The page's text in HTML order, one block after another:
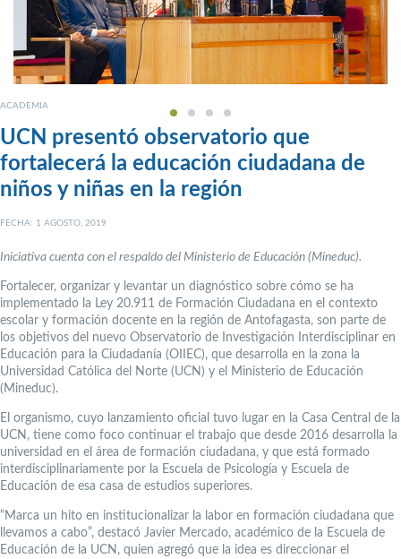
ACADEMIA
UCN presentó observatorio que
fortalecerá la educación ciudadana de
niños y niñas en la región
FECHA: 1 AGOSTO, 2019
Iniciativa cuenta con el respaldo del Ministerio de Educación (Mineduc).
Fortalecer, organizar y levantar un diagnóstico sobre cómo se ha
implementado la Ley 20.911 de Formación Ciudadana en el contexto
escolar y formación docente en la región de Antofagasta, son parte de
los objetivos del nuevo Observatorio de Investigación Interdisciplinar en
Educación para la Ciudadanía (OIIEC), que desarrolla en la zona la
Universidad Católica del Norte (UCN) y el Ministerio de Educación
(Mineduc).
El organismo, cuyo lanzamiento oficial tuvo lugar en la Casa Central de la
UCN, tiene como foco continuar el trabajo que desde 2016 desarrolla la
universidad en el área de formación ciudadana, y que está formado
interdisciplinariamente por la Escuela de Psicología y Escuela de
Educación de esa casa de estudios superiores.
“Marca un hito en institucionalizar la labor en formación ciudadana que
llevamos a cabo”, destacó Javier Mercado, académico de la Escuela de
Educación de la UCN, quien agregó que la idea es direccionar el